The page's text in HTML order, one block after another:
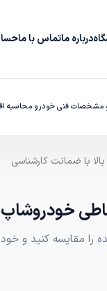
درباره‌ ماتماس با ما
مشخصات فنی خودرو محاسبه
خودروشاپ
مقایسه کنید و